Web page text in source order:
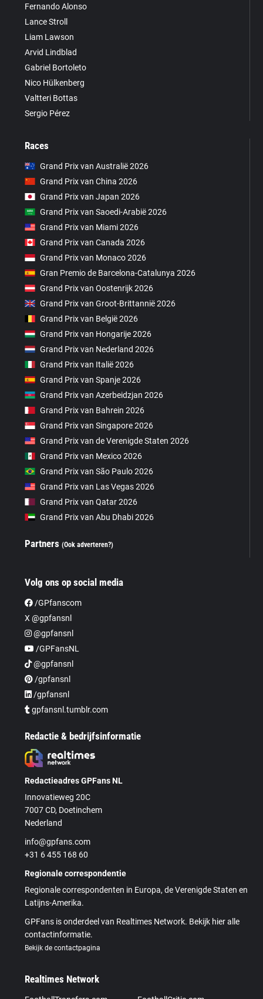
Fernando Alonso
Lance Stroll
Liam Lawson
Arvid Lindblad
Gabriel Bortoleto
Nico Hülkenberg
Valtteri Bottas
Sergio Pérez
Races
Grand Prix van Australië 2026
Grand Prix van China 2026
Grand Prix van Japan 2026
Grand Prix van Saoedi-Arabië 2026
Grand Prix van Miami 2026
Grand Prix van Canada 2026
Grand Prix van Monaco 2026
Gran Premio de Barcelona-Catalunya 2026
Grand Prix van Oostenrijk 2026
Grand Prix van Groot-Brittannië 2026
Grand Prix van België 2026
Grand Prix van Hongarije 2026
Grand Prix van Nederland 2026
Grand Prix van Italië 2026
Grand Prix van Spanje 2026
Grand Prix van Azerbeidzjan 2026
Grand Prix van Bahrein 2026
Grand Prix van Singapore 2026
Grand Prix van de Verenigde Staten 2026
Grand Prix van Mexico 2026
Grand Prix van São Paulo 2026
Grand Prix van Las Vegas 2026
Grand Prix van Qatar 2026
Grand Prix van Abu Dhabi 2026
Partners(Ook adverteren?)
Volg ons op social media
/GPfanscom
X @gpfansnl
@gpfansnl
/GPFansNL
@gpfansnl
/gpfansnl
/gpfansnl
gpfansnl.tumblr.com
Redactie & bedrijfsinformatie
Redactieadres GPFans NL
Innovatieweg 20C
7007 CD, Doetinchem
Nederland
info@gpfans.com
+31 6 455 168 60
Regionale correspondentie
Regionale correspondenten in Europa, de Verenigde Staten en
Latijns-Amerika.
GPFans is onderdeel van Realtimes Network. Bekijk hier alle
contactinformatie.
Bekijk de contactpagina
Realtimes Network